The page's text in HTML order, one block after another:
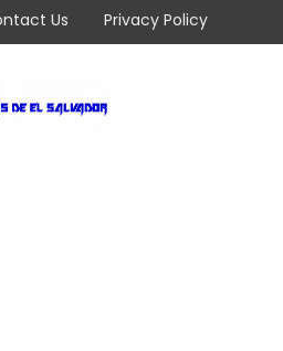
Us Privacy Policy